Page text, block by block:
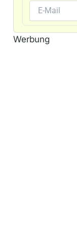
A
l
Werbung